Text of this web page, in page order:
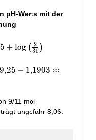
pH-Werts mit der
5 + log ( 31
2 )
9,25 − 1,1903 ≈
9/11 mol
ungefähr 8,06.